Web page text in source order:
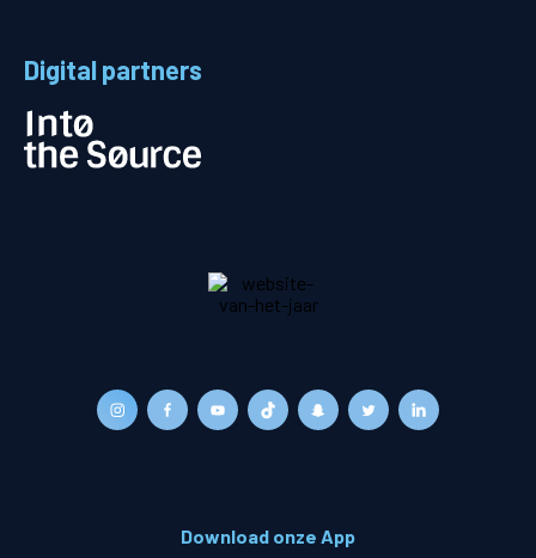
Digital partners
Download onze App